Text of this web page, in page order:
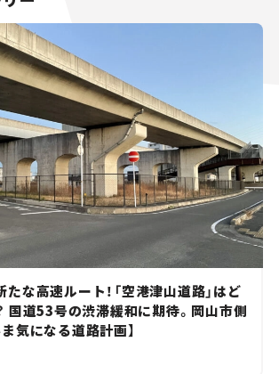
な高速ルート！「空港津山道路」はど
国道53号の渋滞緩和に期待。岡山市側
気になる道路計画】